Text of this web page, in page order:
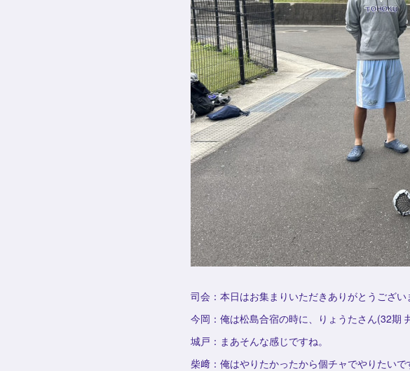
司会：本日はお集まりいただきありがとうござ
今岡：俺は松島合宿の時に、りょうたさん(32期
城戸：まあそんな感じですね。
柴﨑：俺はやりたかったから個チャでやりたいで